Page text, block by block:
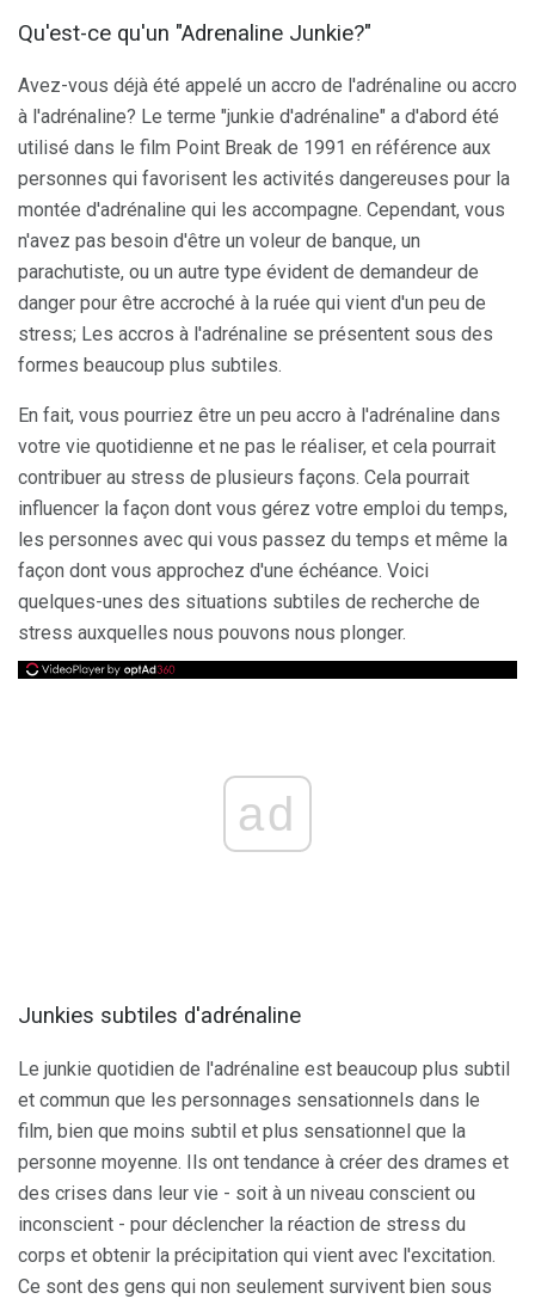
Qu'est-ce qu'un "Adrenaline Junkie?"
Avez-vous déjà été appelé un accro de l'adrénaline ou accro
à l'adrénaline? Le terme "junkie d'adrénaline" a d'abord été
utilisé dans le film Point Break de 1991 en référence aux
personnes qui favorisent les activités dangereuses pour la
montée d'adrénaline qui les accompagne. Cependant, vous
n'avez pas besoin d'être un voleur de banque, un
parachutiste, ou un autre type évident de demandeur de
danger pour être accroché à la ruée qui vient d'un peu de
stress; Les accros à l'adrénaline se présentent sous des
formes beaucoup plus subtiles.
En fait, vous pourriez être un peu accro à l'adrénaline dans
votre vie quotidienne et ne pas le réaliser, et cela pourrait
contribuer au stress de plusieurs façons. Cela pourrait
influencer la façon dont vous gérez votre emploi du temps,
les personnes avec qui vous passez du temps et même la
façon dont vous approchez d'une échéance. Voici
quelques-unes des situations subtiles de recherche de
stress auxquelles nous pouvons nous plonger.
ad
Junkies subtiles d'adrénaline
Le junkie quotidien de l'adrénaline est beaucoup plus subtil
et commun que les personnages sensationnels dans le
film, bien que moins subtil et plus sensationnel que la
personne moyenne. Ils ont tendance à créer des drames et
des crises dans leur vie - soit à un niveau conscient ou
inconscient - pour déclencher la réaction de stress du
corps et obtenir la précipitation qui vient avec l'excitation.
Ce sont des gens qui non seulement survivent bien sous